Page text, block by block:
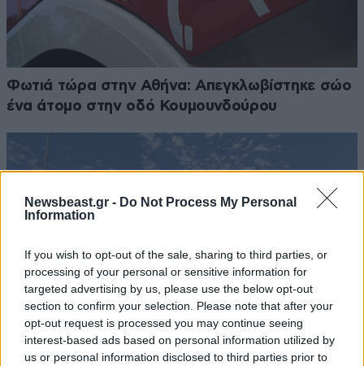
Newsbeast.gr - Do Not Process My Personal
Information
If you wish to opt-out of the sale, sharing to third parties, or
processing of your personal or sensitive information for
targeted advertising by us, please use the below opt-out
section to confirm your selection. Please note that after your
opt-out request is processed you may continue seeing
interest-based ads based on personal information utilized by
us or personal information disclosed to third parties prior to
Φωτιά τώρα στην Αθήνα: Απεγκλωβίστηκε σώο
ένα άτομο στην οδό Κουμουνδούρου